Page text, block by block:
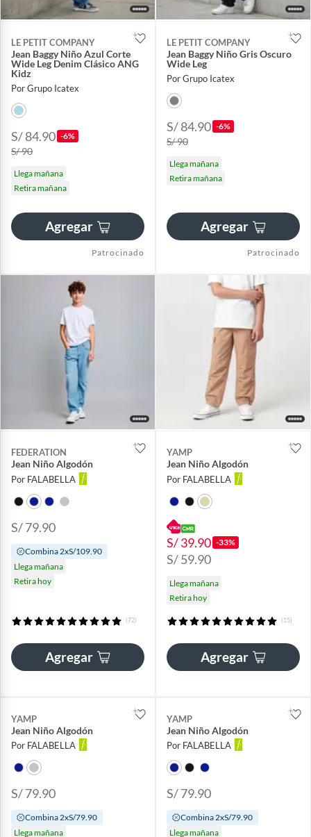
LE PETIT COMPANY
Jean Baggy Niño Azul Corte
Wide Leg Denim Clásico ANG
Kidz
Por Grupo Icatex
S/ 84.90 -6%
S/ 90
Llega mañana
Retira mañana
Agregar
Patrocinado
LE PETIT COMPANY
Jean Baggy Niño Gris Oscuro
Wide Leg
Por Grupo Icatex
S/ 84.90 -6%
S/ 90
Llega mañana
Retira mañana
Agregar
Patrocinado
FEDERATION
Jean Niño Algodón
Por FALABELLA
S/ 79.90
Combina 2xS/109.90
Llega mañana
Retira hoy
(72)
Agregar
YAMP
Jean Niño Algodón
Por FALABELLA
S/ 39.90 -33%
S/ 59.90
Llega mañana
Retira hoy
(15)
Agregar
YAMP
Jean Niño Algodón
Por FALABELLA
S/ 79.90
Combina 2xS/79.90
Llega mañana
YAMP
Jean Niño Algodón
Por FALABELLA
S/ 79.90
Combina 2xS/79.90
Llega mañana